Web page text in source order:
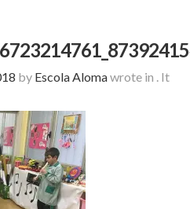
by Escola Alomawrote in . It